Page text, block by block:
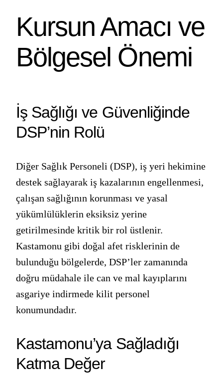
Kursun Amacı ve
Bölgesel Önemi
İş Sağlığı ve Güvenliğinde
DSP’nin Rolü
Diğer Sağlık Personeli (DSP), iş yeri hekimine
destek sağlayarak iş kazalarının engellenmesi,
çalışan sağlığının korunması ve yasal
yükümlülüklerin eksiksiz yerine
getirilmesinde kritik bir rol üstlenir.
Kastamonu gibi doğal afet risklerinin de
bulunduğu bölgelerde, DSP’ler zamanında
doğru müdahale ile can ve mal kayıplarını
asgariye indirmede kilit personel
konumundadır.
Kastamonu’ya Sağladığı
Katma Değer